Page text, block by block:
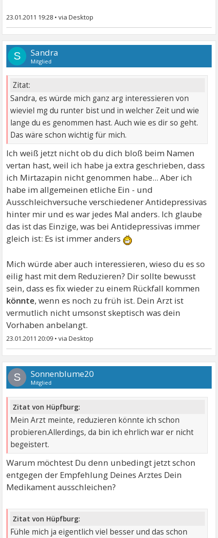
23.01.2011 19:28 •
S Sandra
Mitglied
Zitat:
Sandra, es würde mich ganz arg interessieren von
wieviel mg du runter bist und in welcher Zeit und wie
lange du es genommen hast. Auch wie es dir so geht.
Das wäre schon wichtig für mich.
Ich weiß jetzt nicht ob du dich bloß beim Namen
vertan hast, weil ich habe ja extra geschrieben, dass
ich Mirtazapin nicht genommen habe... Aber ich
habe im allgemeinen etliche Ein - und
Ausschleichversuche verschiedener Antidepressivas
hinter mir und es war jedes Mal anders. Ich glaube
das ist das Einzige, was bei Antidepressivas immer
gleich ist: Es ist immer anders
Mich würde aber auch interessieren, wieso du es so
eilig hast mit dem Reduzieren? Dir sollte bewusst
sein, dass es fix wieder zu einem Rückfall kommen
könnte, wenn es noch zu früh ist. Dein Arzt ist
vermutlich nicht umsonst skeptisch was dein
Vorhaben anbelangt.
23.01.2011 20:09 •
S Sonnenblume20
Mitglied
Zitat von Hüpfburg:
Mein Arzt meinte, reduzieren könnte ich schon
probieren.Allerdings, da bin ich ehrlich war er nicht
begeistert.
Warum möchtest Du denn unbedingt jetzt schon
entgegen der Empfehlung Deines Arztes Dein
Medikament ausschleichen?
Zitat von Hüpfburg:
Fühle mich ja eigentlich viel besser und das schon